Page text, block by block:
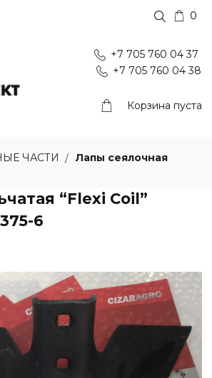
0
+7 705 760 04 37
+7 705 760 04 38
Корзина пуста
ЧАСТИ Лапы сеялочная
“Flexi Coil”
6